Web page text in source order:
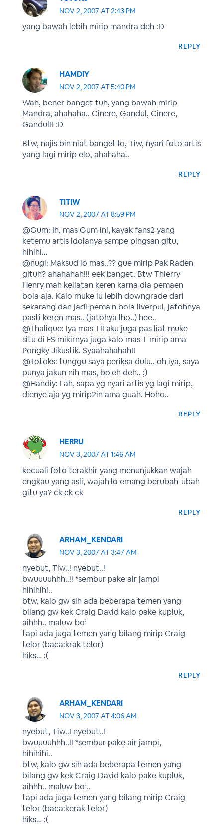
NOV 2, 2007 AT 2:43 PM
yang bawah lebih mirip mandra deh :D
REPLY
HAMDIY
NOV 2, 2007 AT 5:40 PM
Wah, bener banget tuh, yang bawah mirip
Mandra, ahahaha.. Cinere, Gandul, Cinere,
Gandul!! :D
Btw, najis bin niat banget lo, Tiw, nyari foto artis
yang lagi mirip elo, ahahaha..
REPLY
TITIW
NOV 2, 2007 AT 8:59 PM
@Gum: Ih, mas Gum ini, kayak fans2 yang
ketemu artis idolanya sampe pingsan gitu,
hihihi…
@nugi: Maksud lo mas..?? gue mirip Pak Raden
gituh? ahahahah!!! eek banget. Btw Thierry
Henry mah keliatan keren karna dia pemaen
bola aja. Kalo muke lu lebih downgrade dari
sekarang dan jadi pemain bola liverpul, jatohnya
pasti keren mas.. (jatohya lho..) hee..
@Thalique: Iya mas T!! aku juga pas liat muke
situ di FS mikirnya juga kalo mas T mirip ama
Pongky Jikustik. Syaahahahah!!
@Totoks: tunggu saya periksa dulu.. oh iya, saya
punya jakun nih mas, boleh deh.. ;)
@Handiy: Lah, sapa yg nyari artis yg lagi mirip,
dienye aja yg mirip2in ama guah. Hoho..
REPLY
HERRU
NOV 3, 2007 AT 1:46 AM
kecuali foto terakhir yang menunjukkan wajah
engkau yang asli, wajah lo emang berubah-ubah
gitu ya? ck ck ck
REPLY
ARHAM_KENDARI
NOV 3, 2007 AT 3:47 AM
nyebut, Tiw..! nyebut..!
bwuuuuhhh..!! *sembur pake air jampi
hihihihi..
btw, kalo gw sih ada beberapa temen yang
bilang gw kek Craig David kalo pake kupluk,
aihhh.. maluw bo’
tapi ada juga temen yang bilang mirip Craig
telor (baca:krak telor)
hiks… :(
REPLY
ARHAM_KENDARI
NOV 3, 2007 AT 4:06 AM
nyebut, Tiw..! nyebut..!
bwuuuuhhh..!! *sembur pake air jampi,
hihihihi..
btw, kalo gw sih ada beberapa temen yang
bilang gw kek Craig David kalo pake kupluk,
aihhh.. maluw bo’..
tapi ada juga temen yang bilang mirip Craig
telor (baca:kerak telor)
hiks… :(